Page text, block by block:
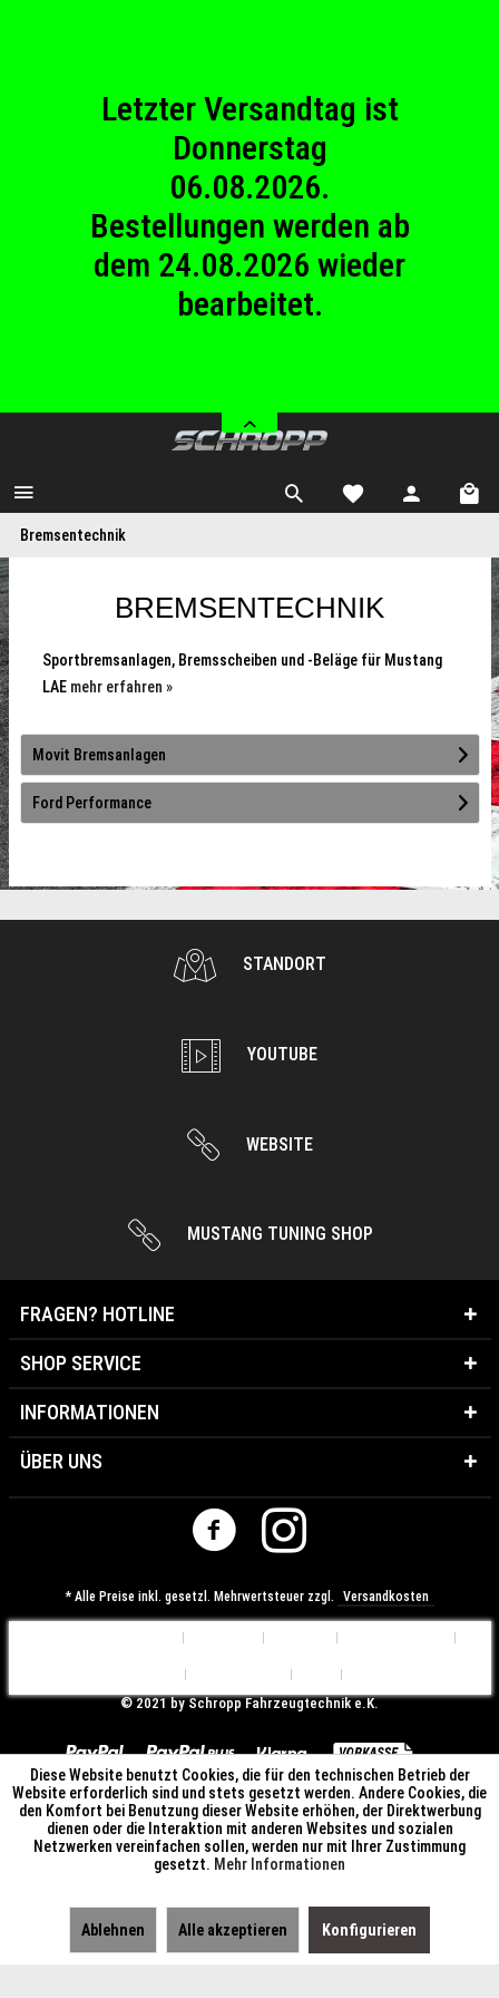
Letzter Versandtag ist
Donnerstag
06.08.2026.
Bestellungen werden ab
dem 24.08.2026 wieder
bearbeitet.
23.08.2026
Betriebsferien.
Bremsentechnik
BREMSENTECHNIK
Sportbremsanlagen, Bremsscheiben und -Beläge für Mustang
LAE mehr erfahren »
Movit Bremsanlagen
Ford Performance
STANDORT
YOUTUBE
WEBSITE
MUSTANG TUNING SHOP
FRAGEN? HOTLINE
SHOP SERVICE
INFORMATIONEN
ÜBER UNS
* Alle Preise inkl. gesetzl. Mehrwertsteuer zzgl. Versandkosten
© ​2021 by Schropp Fahrzeugtechnik e.K.
Diese Website benutzt Cookies, die für den technischen Betrieb der
Website erforderlich sind und stets gesetzt werden. Andere Cookies, die
den Komfort bei Benutzung dieser Website erhöhen, der Direktwerbung
dienen oder die Interaktion mit anderen Websites und sozialen
Netzwerken vereinfachen sollen, werden nur mit Ihrer Zustimmung
gesetzt. Mehr Informationen
Ablehnen Alle akzeptieren Konfigurieren